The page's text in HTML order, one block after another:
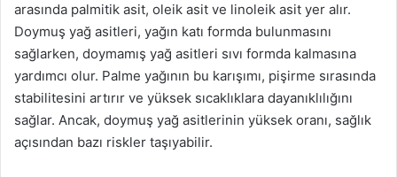
arasında palmitik asit, oleik asit ve linoleik asit yer alır.
Doymuş yağ asitleri, yağın katı formda bulunmasını
sağlarken, doymamış yağ asitleri sıvı formda kalmasına
yardımcı olur. Palme yağının bu karışımı, pişirme sırasında
stabilitesini artırır ve yüksek sıcaklıklara dayanıklılığını
sağlar. Ancak, doymuş yağ asitlerinin yüksek oranı, sağlık
açısından bazı riskler taşıyabilir.